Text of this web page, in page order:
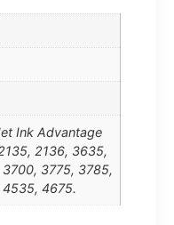
Ink Advantage
2136, 3635,
3775, 3785,
4675.